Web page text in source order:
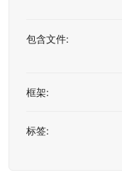
包含文件:
框架:
标签: